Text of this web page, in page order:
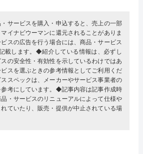
サービスを購入・申込すると、売上の一部
イナビウーマンに還元されることがありま
スの広告を行う場合には、商品・サービス
載します。◆紹介している情報は、必ずし
の安全性・有効性を示しているわけではあ
スを選ぶときの参考情報としてご利用くだ
スペックは、メーカーやサービス事業者の
考にしています。◆記事内容は記事作成時
・サービスのリニューアルによって仕様や
ていたり、販売・提供が中止されている場